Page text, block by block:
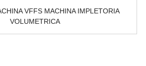
VFFS MACHINA IMPLETORIA
VOLUMETRICA